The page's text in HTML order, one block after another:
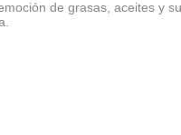
de grasas, aceites y